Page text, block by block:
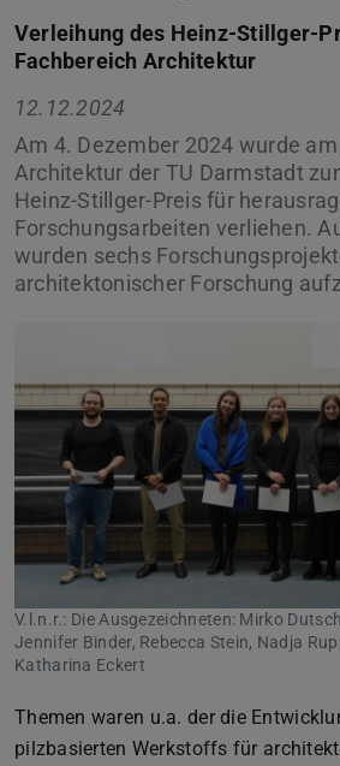
Verleihung des Heinz-Stillger-
Fachbereich Architektur
12.12.2024
Am 4. Dezember 2024 wurde
Architektur der TU Darmstadt
Heinz-Stillger-Preis für
Forschungsarbeiten verliehen.
wurden sechs
architektonischer Forschung
V.l.n.r.: Die Ausgezeichneten: Mirko
Jennifer Binder, Rebecca Stein, Nadja
Katharina Eckert
Themen waren u.a. der die
pilzbasierten Werkstoffs für